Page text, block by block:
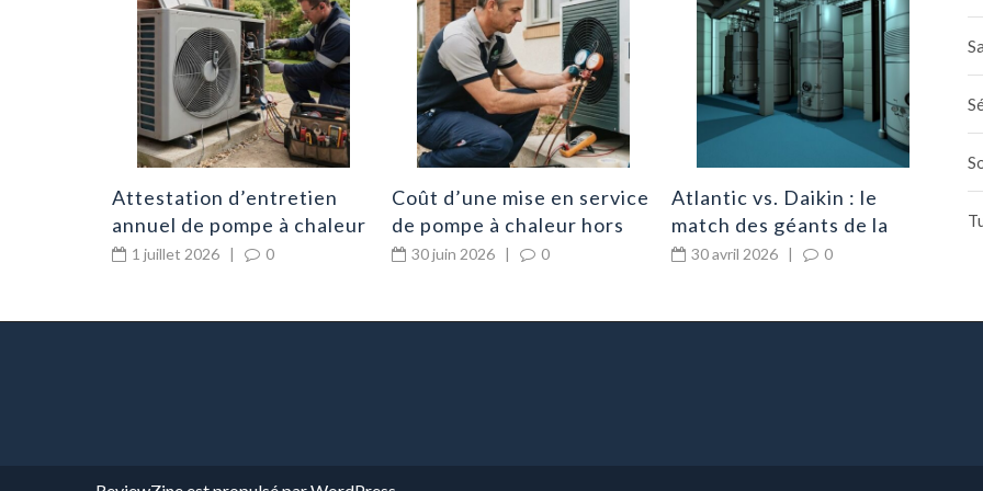
Attestation d’entretien
annuel de pompe à chaleur
: document indispensable
1 juillet 2026 | 0
Coût d’une mise en service
de pompe à chaleur hors
achat matériel
30 juin 2026 | 0
Atlantic vs. Daikin : le
match des géants de la
pompe à chaleur
30 avril 2026 | 0